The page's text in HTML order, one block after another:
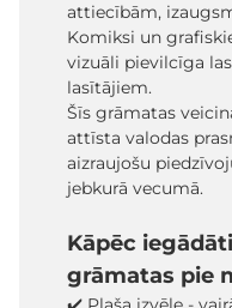
attiecībām,
Komiksi un
vizuāli pievilcīga
lasītājiem.
Šīs grāmatas
attīsta valodas
aizraujošu
jebkurā vecumā.
Kāpēc
grāmatas pie